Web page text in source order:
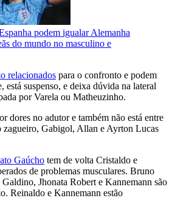
podem igualar Alemanha
do mundo no masculino e
relacionados para o confronto e podem
está suspenso, e deixa dúvida na lateral
por Varela ou Matheuzinho.
dores no adutor e também não está entre
zagueiro, Gabigol, Allan e Ayrton Lucas
Gaúcho tem de volta Cristaldo e
de problemas musculares. Bruno
Jhonata Robert e Kannemann são
Reinaldo e Kannemann estão